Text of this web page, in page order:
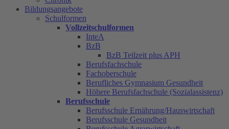
Bildungsangebote
Schulformen
Vollzeitschulformen
InteA
BzB
BzB Teilzeit plus APH
Berufsfachschule
Fachoberschule
Berufliches Gymnasium Gesundheit
Höhere Berufsfachschule (Sozialassistenz)
Berufsschule
Berufsschule Ernährung/Hauswirtschaft
Berufsschule Gesundheit